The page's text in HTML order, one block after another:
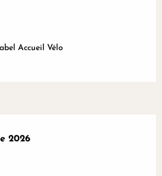
Accueil Vélo
31 octobre 2026
2026